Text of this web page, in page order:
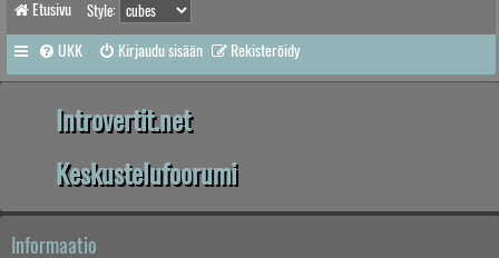
Etusivu Style:
UKK Kirjaudu sisään Rekisteröidy
Introvertit.net
Keskustelufoorumi
Informaatio